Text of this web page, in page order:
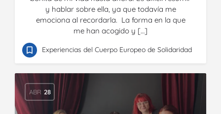
y hablar sobre ella, ya que todavía me
emociona al recordarla. La forma en la que
me han acogido y […]
Experiencias del Cuerpo Europeo de Solidaridad
ABR 28